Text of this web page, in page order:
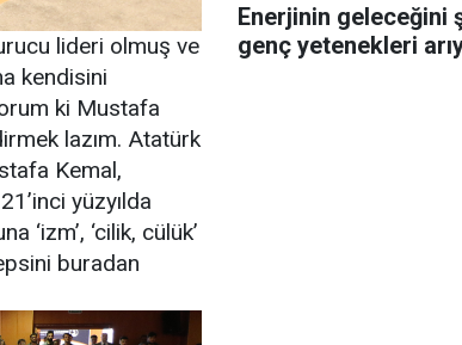
lideri olmuş ve
kendisini
ki Mustafa
lazım. Atatürk
Kemal,
yüzyılda
‘izm’, ‘cilik, cülük’
buradan
Enerjinin geleceğini
genç yetenekleri